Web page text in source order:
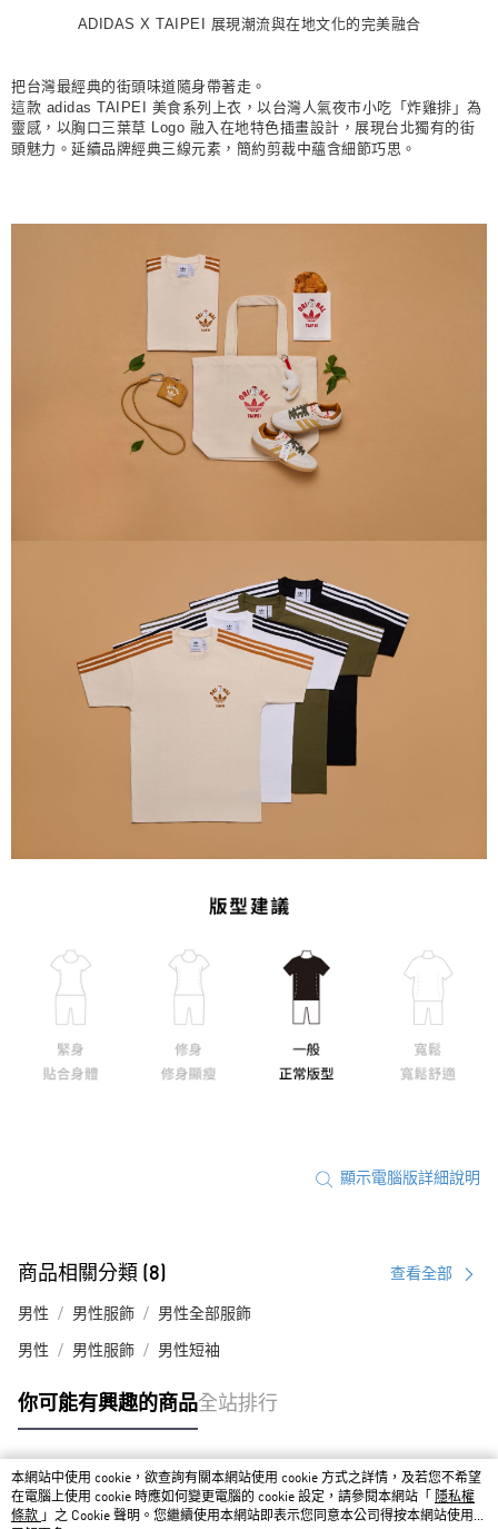
宅配
每筆NT$80，滿NT$1,500(含以上)免運費
付款後門市自取
ADIDAS X TAIPEI 展現潮流與在地文化的完美融合
把台灣最經典的街頭味道隨身帶著走。
這款 adidas TAIPEI 美食系列上衣，以台灣人氣夜市小吃「炸雞排」為
靈感，以胸口三葉草 Logo 融入在地特色插畫設計，展現台北獨有的街
頭魅力。延續品牌經典三線元素，簡約剪裁中蘊含細節巧思。
顯示電腦版詳細說明
商品相關分類 (8) 查看全部
男性 男性服飾 男性全部服飾
男性 男性服飾 男性短袖
你可能有興趣的商品全站排行
熱門標籤
本網站中使用 cookie，欲查詢有關本網站使用 cookie 方式之詳情，及若您不希望
在電腦上使用 cookie 時應如何變更電腦的 cookie 設定，請參閱本網站「
隱私權
條款 」之 Cookie 聲明。您繼續使用本網站即表示您同意本公司得按本網站使用條